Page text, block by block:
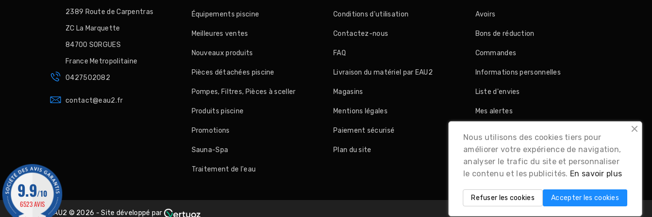
2389 Route de Carpentras
ZC La Marquette
84700 SORGUES
France Metropolitaine
0427502082
contact@eau2.fr
Équipements piscine
Meilleures ventes
Nouveaux produits
Pièces détachées piscine
Pompes, Filtres, Pièces à sceller
Produits piscine
Promotions
Sauna-Spa
Traitement de l'eau
Conditions d'utilisation
Contactez-nous
FAQ
Livraison du matériel par EAU2
Magasins
Mentions légales
Paiement sécurisé
Plan du site
Avoirs
Bons de réduction
Commandes
Informations personnelles
Liste d'envies
Mes alertes
EAU2 © 2026 - Site développé par
Nous utilisons des cookies tiers pour
améliorer votre expérience de navigation,
analyser le trafic du site et personnaliser
le contenu et les publicités. En savoir plus
Accepter les cookies
Refuser les cookies
9.9/10
6523 AVIS